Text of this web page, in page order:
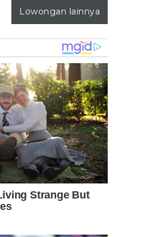
Lowongan lainnya